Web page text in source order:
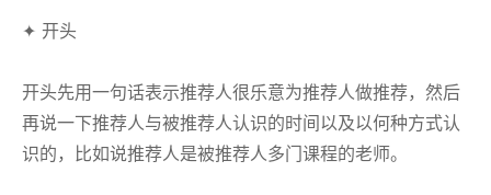
✦ 开头
开头先用一句话表示推荐人很乐意为推荐人做推荐，然后
再说一下推荐人与被推荐人认识的时间以及以何种方式认
识的，比如说推荐人是被推荐人多门课程的老师。